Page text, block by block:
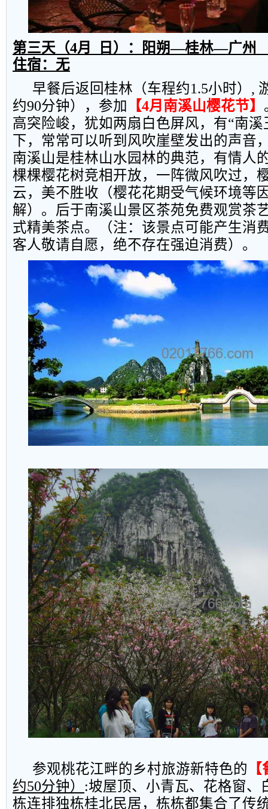
第三天（4月
日）：阳朔—桂林—广州
住宿：无
早餐后返回桂林（车程约1.5小时） ,
约90分钟），参加 【4月南溪山樱花节】
高突险峻，犹如两扇白色屏风，有“南
下，常常可以听到风吹崖壁发出的声音
南溪山是桂林山水园林的典范，有情人
棵棵樱花树竞相开放，一阵微风吹过，
云，美不胜收（樱花花期受气候环境等
解）。后于南溪山景区茶苑免费观赏茶
式精美茶点。（注：该景点可能产生消
客人敬请自愿，绝不存在强迫消费）。
参观桃花江畔的乡村旅游新特色的
约50分钟） :坡屋顶、小青瓦、花格窗、
栋连排独栋桂北民居，栋栋都集合了传